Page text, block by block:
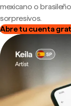
mexicano o
sorpresivos.
Abre tu cuenta